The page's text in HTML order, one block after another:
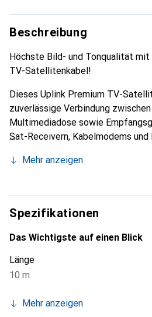
Beschreibung
Höchste Bild- und Tonqualität mit
TV-Satellitenkabel!
Dieses Uplink Premium TV-
zuverlässige Verbindung
Multimediadose sowie
Sat-Receivern, Kabelmodems und
Fernsehzeitalters entwickelt und
übertragen werden. Die
vergoldeten Kontakten
Verbindung und eine gleichbleibend
Übertragungsqualität.
Mehr anzeigen
Spezifikationen
Das Wichtigste auf einen Blick
Länge
10 m
Mehr anzeigen